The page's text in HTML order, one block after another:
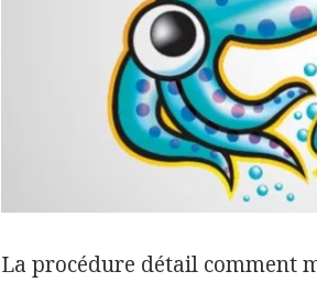
La procédure détail comment